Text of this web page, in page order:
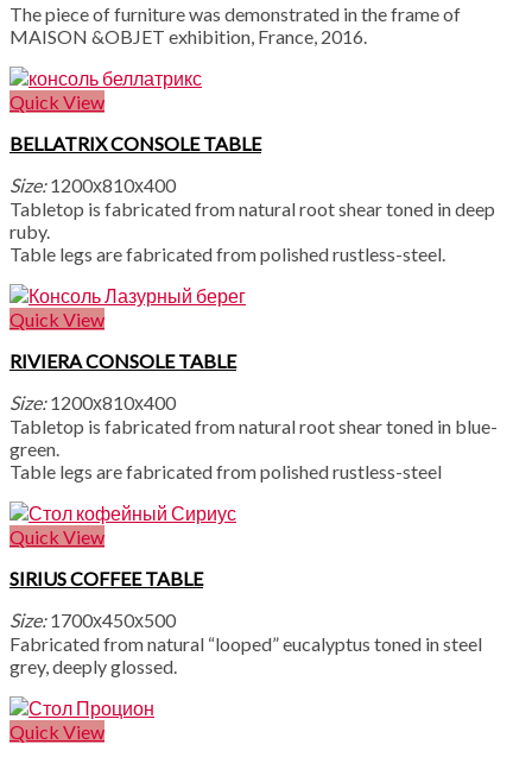
The piece of furniture was demonstrated in the frame of
MAISON &OBJET exhibition, France, 2016.
Quick View
BELLATRIX CONSOLE TABLE
Size:1200х810х400
Tabletop is fabricated from natural root shear toned in deep
ruby.
Table legs are fabricated from polished rustless-steel.
Quick View
RIVIERA CONSOLE TABLE
Size:1200х810х400
Tabletop is fabricated from natural root shear toned in blue-
green.
Table legs are fabricated from polished rustless-steel
Quick View
SIRIUS COFFEE TABLE
Size:1700х450х500
Fabricated from natural “looped” eucalyptus toned in steel
grey, deeply glossed.
Quick View